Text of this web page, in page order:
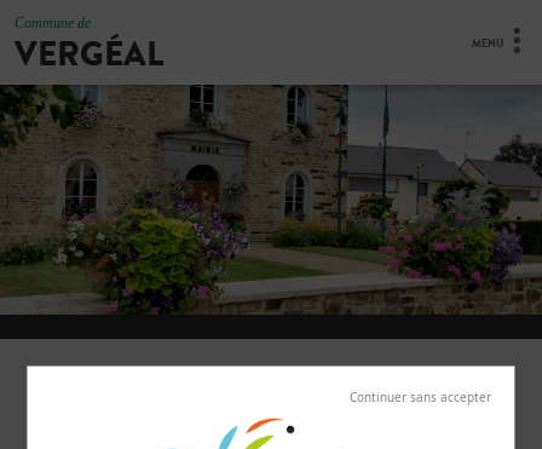
Commune de
VERGÉAL MENU
RAPPORT DE PRÉSENTATION DE LA